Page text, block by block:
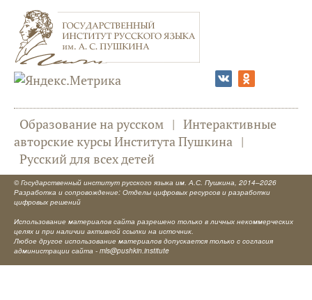
Образование на русском | Интерактивные
авторские курсы Института Пушкина |
Русский для всех детей
© Государственный институт русского языка им. А.С. Пушкина, 2014–2026
Разработка и сопровождение: Отделы цифровых ресурсов и разработки
цифровых решений
Использование материалов сайта разрешено только в личных некоммерческих
целях и при наличии активной ссылки на источник.
Любое другое использование материалов допускается только с согласия
администрации сайта - mls@pushkin.institute